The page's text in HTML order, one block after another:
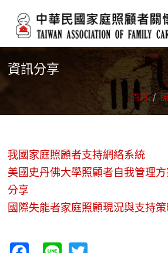
資訊分享
首頁 /
我國家庭照顧者支持網絡系統
美國史丹佛大學照顧者自我管理
分享
國際失能者家庭照顧現況與支持